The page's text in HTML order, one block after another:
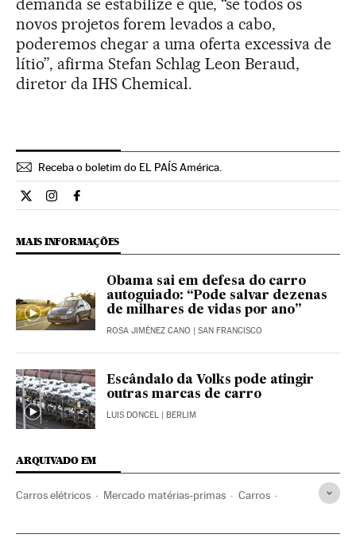
demanda se estabilize e que, “se todos os
novos projetos forem levados a cabo,
poderemos chegar a uma oferta excessiva de
lítio”, afirma Stefan Schlag Leon Beraud,
diretor da IHS Chemical.
Receba o boletim do EL PAÍS América.
Economia El País Brasil en Twitter
Economia El País Brasil en Instagram
Economia El País Brasil en Facebook
MAIS INFORMAÇÕES
Obama sai em defesa do carro
autoguiado: “Pode salvar dezenas
de milhares de vidas por ano”
ROSA JIMÉNEZ CANO | SAN FRANCISCO
Escândalo da Volks pode atingir
outras marcas de carro
LUIS DONCEL | BERLIM
ARQUIVADO EM
Carros elétricos Mercado matérias-primas Carros